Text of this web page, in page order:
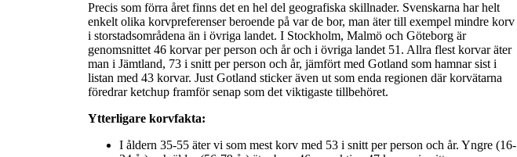
Precis som förra året finns det en hel del geografiska skillnader. Svenskarna har helt
enkelt olika korvpreferenser beroende på var de bor, man äter till exempel mindre korv
i storstadsområdena än i övriga landet. I Stockholm, Malmö och Göteborg är
genomsnittet 46 korvar per person och år och i övriga landet 51. Allra flest korvar äter
man i Jämtland, 73 i snitt per person och år, jämfört med Gotland som hamnar sist i
listan med 43 korvar. Just Gotland sticker även ut som enda regionen där korvätarna
föredrar ketchup framför senap som det viktigaste tillbehöret.
Ytterligare korvfakta:
I åldern 35-55 äter vi som mest korv med 53 i snitt per person och år. Yngre (16-